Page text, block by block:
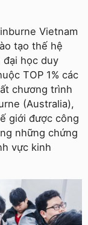
Vietnam
tạo thế hệ
đại học duy
TOP 1% các
chương trình
(Australia),
giới được công
những chứng
vực kinh